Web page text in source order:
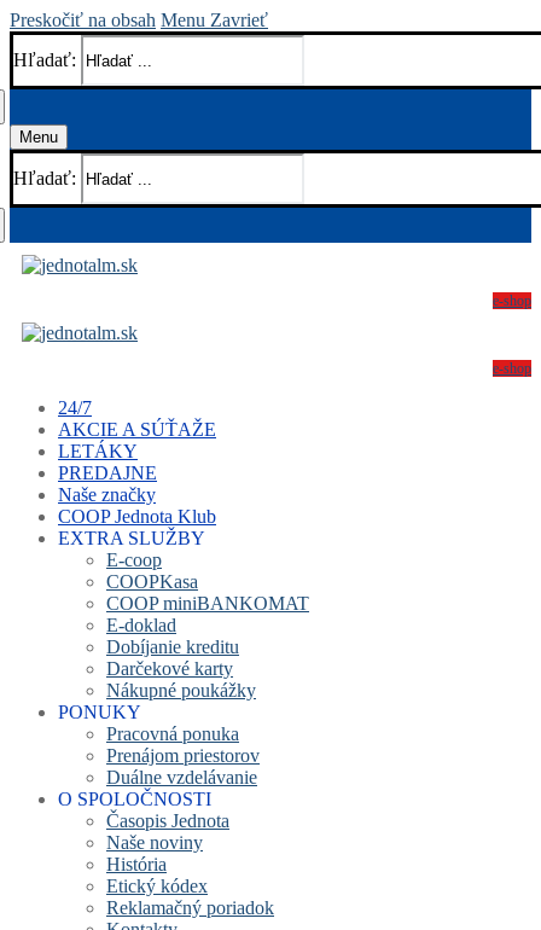
Preskočiť na obsah Menu Zavrieť
Hľadať:
Menu
Hľadať:
e-shop
e-shop
24/7
AKCIE A SÚŤAŽE
LETÁKY
PREDAJNE
Naše značky
COOP Jednota Klub
EXTRA SLUŽBY
E-coop
COOPKasa
COOP miniBANKOMAT
E-doklad
Dobíjanie kreditu
Darčekové karty
Nákupné poukážky
PONUKY
Pracovná ponuka
Prenájom priestorov
Duálne vzdelávanie
O SPOLOČNOSTI
Časopis Jednota
Naše noviny
História
Etický kódex
Reklamačný poriadok